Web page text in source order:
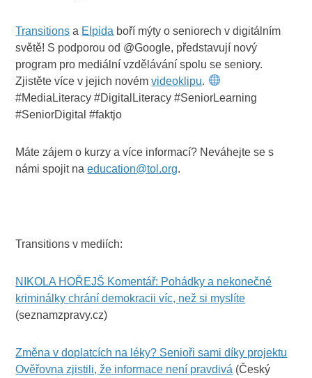
Transitions a Elpida boří mýty o seniorech v digitálním
světě! S podporou od @Google, představují nový
program pro mediální vzdělávání spolu se seniory.
Zjistěte více v jejich novémvideoklipu.
#MediaLiteracy #DigitalLiteracy #SeniorLearning
#SeniorDigital #faktjo
Máte zájem o kurzy a více informací? Neváhejte se s
námi spojit naeducation@tol.org.
Transitions v mediích:
NIKOLA HOŘEJŠ Komentář: Pohádky a nekonečné
kriminálky chrání demokracii víc, než si myslíte
(seznamzpravy.cz)
Změna v doplatcích na léky? Senioři sami díky projektu
Ověřovna zjistili, že informace není pravdivá (Český